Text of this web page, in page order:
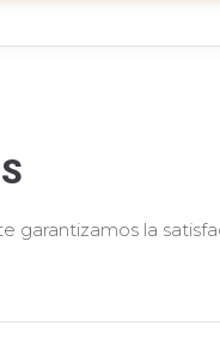
garantizamos la